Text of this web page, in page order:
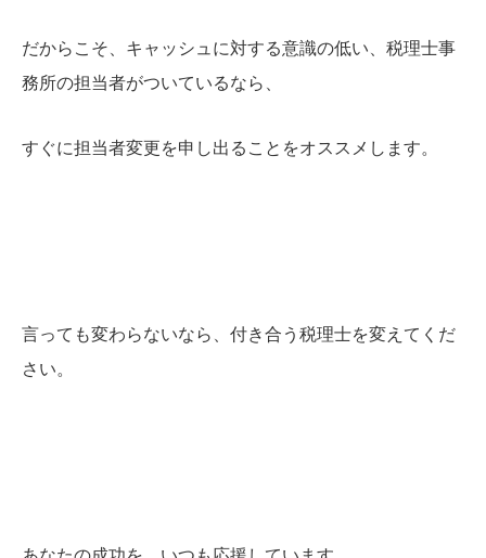
だからこそ、キャッシュに対する意識の低い、税理士事
務所の担当者がついているなら、
すぐに担当者変更を申し出ることをオススメします。
言っても変わらないなら、付き合う税理士を変えてくだ
さい。